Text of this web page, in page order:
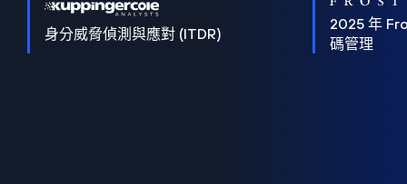
身分威脅偵測與應對 (ITDR)
2025 年
碼管理